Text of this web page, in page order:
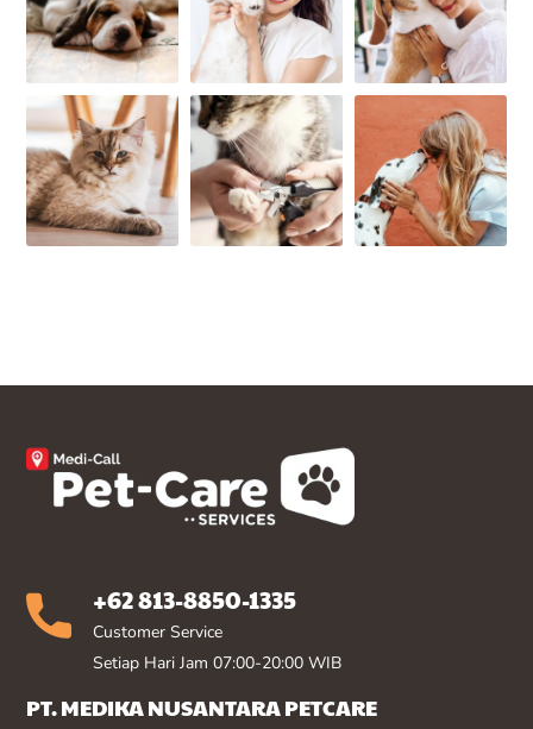
+62 813-8850-1335
Customer Service
Setiap Hari Jam 07:00-20:00 WIB
PT. MEDIKA NUSANTARA PETCARE